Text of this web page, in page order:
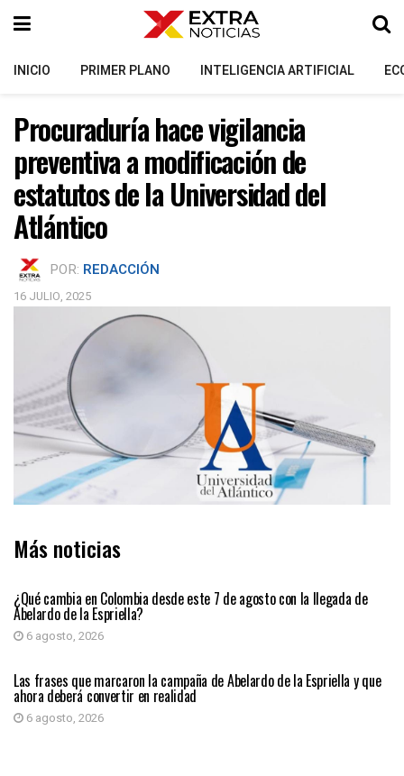
INICIO PRIMER PLANO INTELIGENCIA ARTIFICIAL
Procuraduría hace vigilancia
preventiva a modificación de
estatutos de la Universidad del
Atlántico
POR: REDACCIÓN
16 JULIO, 2025
Más noticias
¿Qué cambia en Colombia desde este 7 de agosto con la llegada de
Abelardo de la Espriella?
6 agosto, 2026
PRIMER PLANO
Las frases que marcaron la campaña de Abelardo de la Espriella y que
ahora deberá convertir en realidad
6 agosto, 2026